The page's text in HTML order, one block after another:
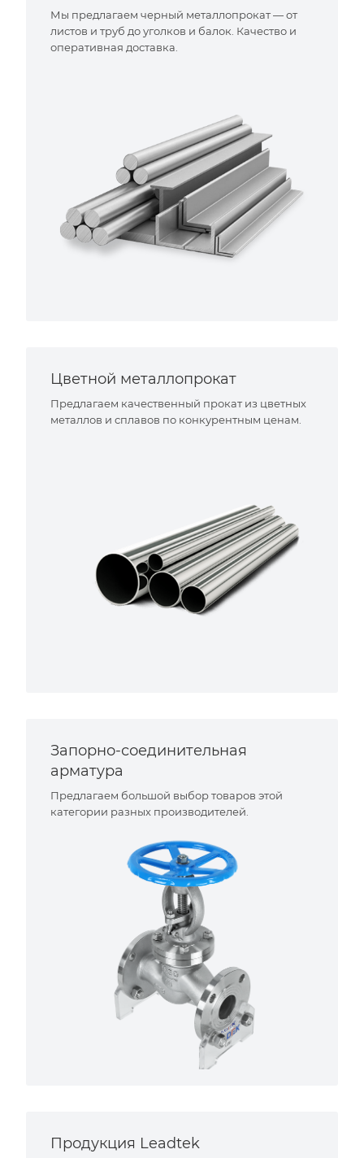
Мы предлагаем черный металлопрокат — от
листов и труб до уголков и балок. Качество и
оперативная доставка.
Цветной металлопрокат
Предлагаем качественный прокат из цветных
металлов и сплавов по конкурентным ценам.
Запорно-соединительная
арматура
Предлагаем большой выбор товаров этой
категории разных производителей.
Продукция Leadtek